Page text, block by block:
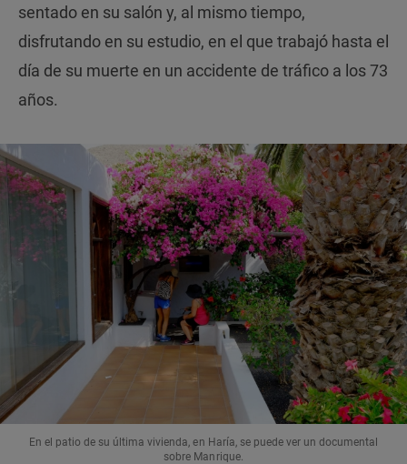
sentado en su salón y, al mismo tiempo,
disfrutando en su estudio, en el que trabajó hasta el
día de su muerte en un accidente de tráfico a los 73
años.
En el patio de su última vivienda, en Haría, se puede ver un documental
sobre Manrique.